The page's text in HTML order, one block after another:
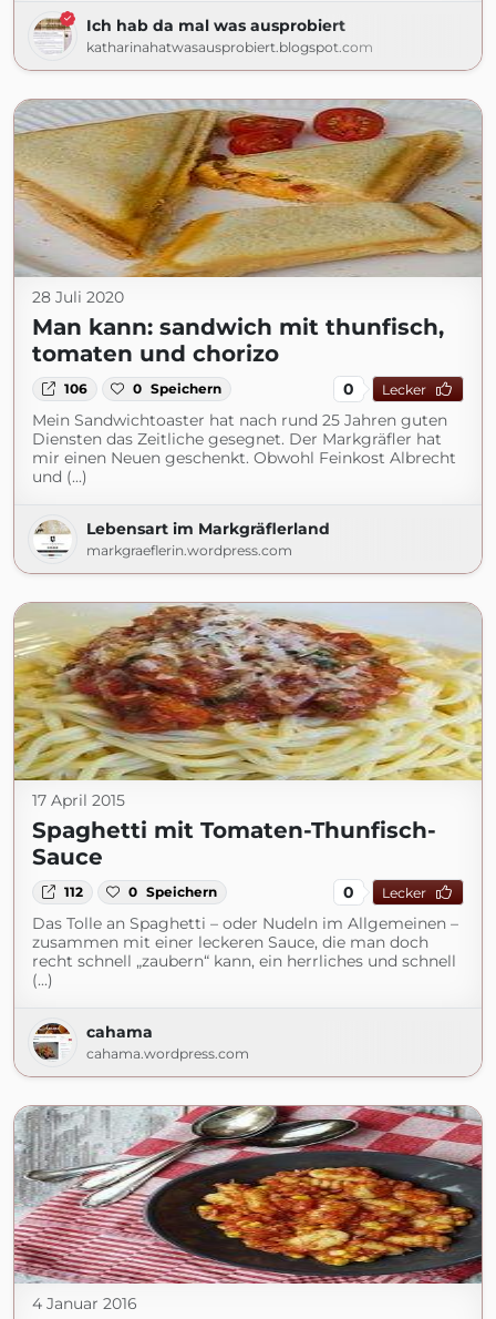
Ich hab da mal was ausprobiert
katharinahatwasausprobiert.blogspot.com
28 Juli 2020
Man kann: sandwich mit thunfisch,
tomaten und chorizo
106 0 Speichern 0 Lecker
Mein Sandwichtoaster hat nach rund 25 Jahren guten
Diensten das Zeitliche gesegnet. Der Markgräfler hat
mir einen Neuen geschenkt. Obwohl Feinkost Albrecht
und (...)
Lebensart im Markgräflerland
markgraeflerin.wordpress.com
17 April 2015
Spaghetti mit Tomaten-Thunfisch-
Sauce
112 0 Speichern 0 Lecker
Das Tolle an Spaghetti – oder Nudeln im Allgemeinen –
zusammen mit einer leckeren Sauce, die man doch
recht schnell „zaubern“ kann, ein herrliches und schnell
(...)
cahama
cahama.wordpress.com
4 Januar 2016